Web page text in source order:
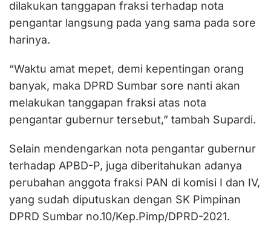
dilakukan tanggapan fraksi terhadap nota
pengantar langsung pada yang sama pada sore
harinya.
“Waktu amat mepet, demi kepentingan orang
banyak, maka DPRD Sumbar sore nanti akan
melakukan tanggapan fraksi atas nota
pengantar gubernur tersebut,” tambah Supardi.
Selain mendengarkan nota pengantar gubernur
terhadap APBD-P, juga diberitahukan adanya
perubahan anggota fraksi PAN di komisi I dan IV,
yang sudah diputuskan dengan SK Pimpinan
DPRD Sumbar no.10/Kep.Pimp/DPRD-2021.